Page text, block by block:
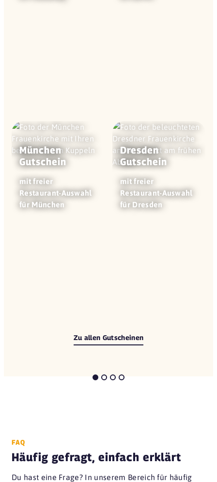
München
Gutschein
mit freier
Restaurant-Auswahl
für München
Dresden
Gutschein
mit freier
Restaurant-Auswahl
für Dresden
Zu allen Gutscheinen
FAQ
Häufig gefragt, einfach erklärt
Du hast eine Frage? In unserem Bereich für häufig